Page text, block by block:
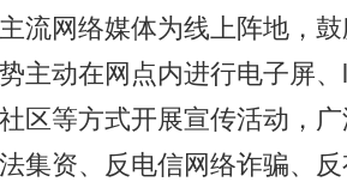
流网络媒体为线上阵地，
主动在网点内进行电子屏
区等方式开展宣传活动，
集资、反电信网络诈骗、